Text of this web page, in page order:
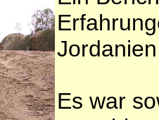
Jordanien
Es war